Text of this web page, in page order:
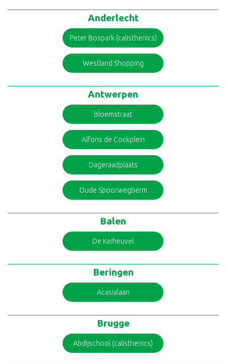
Anderlecht
Peter Bospark (calisthenics)
Westland Shopping
Antwerpen
Bloemstraat
Alfons de Cockplein
Dageraadplaats
Oude Spoorwegberm
Balen
De Keiheuvel
Beringen
Acasialaan
Brugge
Abdijschool (calisthenics)